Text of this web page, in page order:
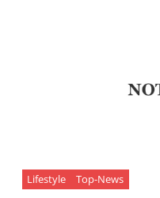
Lifestyle Top-News